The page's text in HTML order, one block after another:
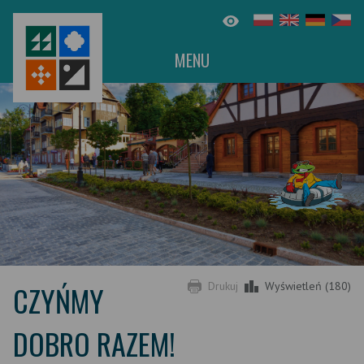
MENU
Drukuj Wyświetleń (180)
CZYŃMY
DOBRO RAZEM!